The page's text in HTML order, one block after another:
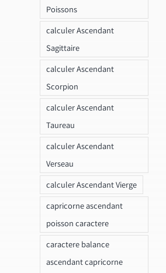
Poissons
calculer Ascendant
Sagittaire
calculer Ascendant
Scorpion
calculer Ascendant
Taureau
calculer Ascendant
Verseau
calculer Ascendant Vierge
capricorne ascendant
poisson caractere
caractere balance
ascendant capricorne